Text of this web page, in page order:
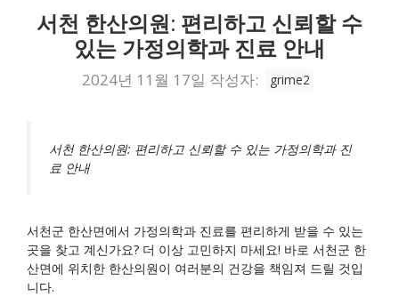
서천 한산의원: 편리하고 신뢰할 수
있는 가정의학과 진료 안내
2024년 11월 17일 작성자: grime2
서천 한산의원: 편리하고 신뢰할 수 있는 가정의학과 진
료 안내
서천군 한산면에서 가정의학과 진료를 편리하게 받을 수 있는
곳을 찾고 계신가요? 더 이상 고민하지 마세요! 바로 서천군 한
산면에 위치한 한산의원이 여러분의 건강을 책임져 드릴 것입
니다.